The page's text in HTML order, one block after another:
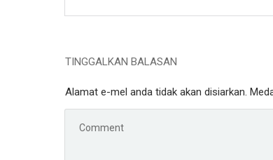
TINGGALKAN BALASAN
Alamat e-mel anda tidak akan disiarkan.